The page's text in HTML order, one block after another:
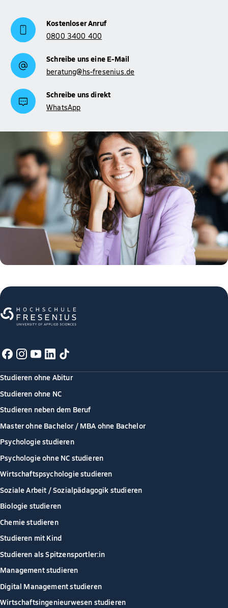
Kostenloser Anruf
0800 3400 400
Schreibe uns eine E-Mail
beratung@hs-fresenius.de
Schreibe uns direkt
WhatsApp
Studieren ohne Abitur
Studieren ohne NC
Studieren neben dem Beruf
Master ohne Bachelor / MBA ohne Bachelor
Psychologie studieren
Psychologie ohne NC studieren
Wirtschaftspsychologie studieren
Soziale Arbeit / Sozialpädagogik studieren
Biologie studieren
Chemie studieren
Studieren mit Kind
Studieren als Spitzensportler:in
Management studieren
Digital Management studieren
Wirtschaftsingenieurwesen studieren